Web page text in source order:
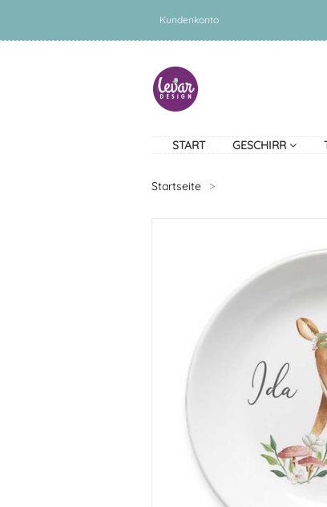
Kundenkonto
START GESCHIRR
Startseite >